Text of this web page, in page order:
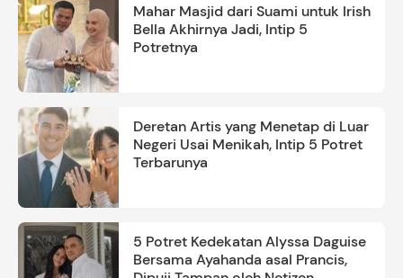
Mahar Masjid dari Suami untuk Irish
Bella Akhirnya Jadi, Intip 5
Potretnya
Deretan Artis yang Menetap di Luar
Negeri Usai Menikah, Intip 5 Potret
Terbarunya
5 Potret Kedekatan Alyssa Daguise
Bersama Ayahanda asal Prancis,